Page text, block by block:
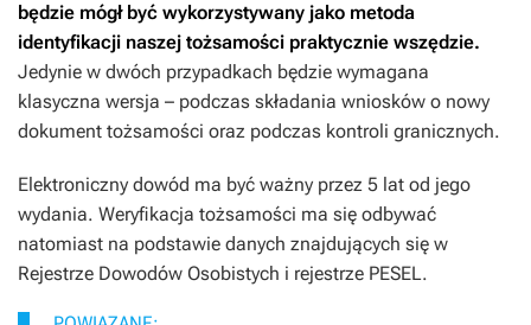
będzie mógł być wykorzystywany jako metoda
identyfikacji naszej tożsamości praktycznie wszędzie.
Jedynie w dwóch przypadkach będzie wymagana
klasyczna wersja – podczas składania wniosków o nowy
dokument tożsamości oraz podczas kontroli granicznych.
Elektroniczny dowód ma być ważny przez 5 lat od jego
wydania. Weryfikacja tożsamości ma się odbywać
natomiast na podstawie danych znajdujących się w
Rejestrze Dowodów Osobistych i rejestrze PESEL.